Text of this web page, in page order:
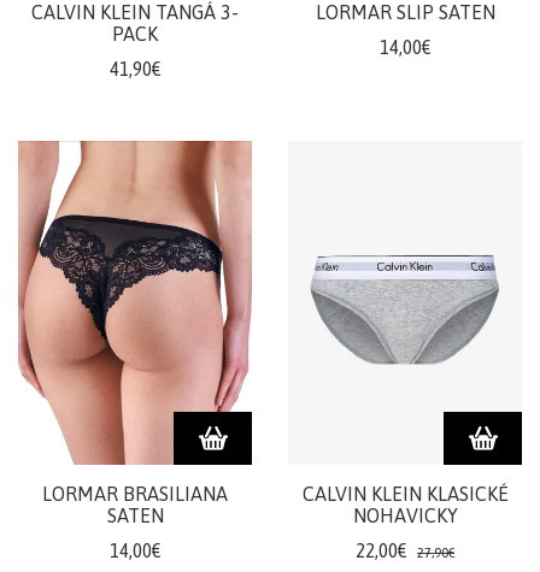
košele
CALVIN KLEIN TANGÁ 3-
PACK
41,90€
LORMAR SLIP SATEN
14,00€
LORMAR BRASILIANA
SATEN
14,00€
CALVIN KLEIN KLASICKÉ
NOHAVICKY
22,00€
27,90€